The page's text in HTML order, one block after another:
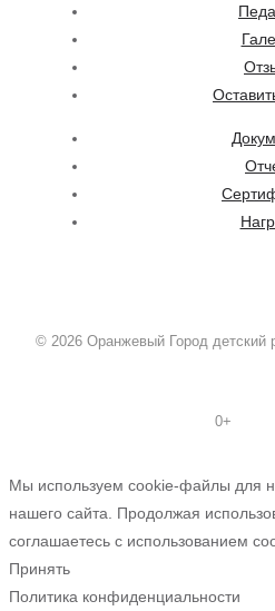
© 2026 Оранжевый Город детский
0+
Мы используем cookie-файлы для
нашего сайта. Продолжая
соглашаетесь с использованием
Принять
Политика конфиденциальности